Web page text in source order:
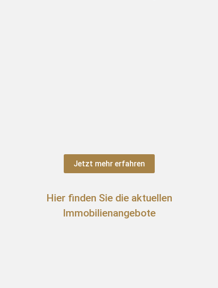
Jetzt mehr erfahren
Hier finden Sie die aktuellen
Immobilienangebote